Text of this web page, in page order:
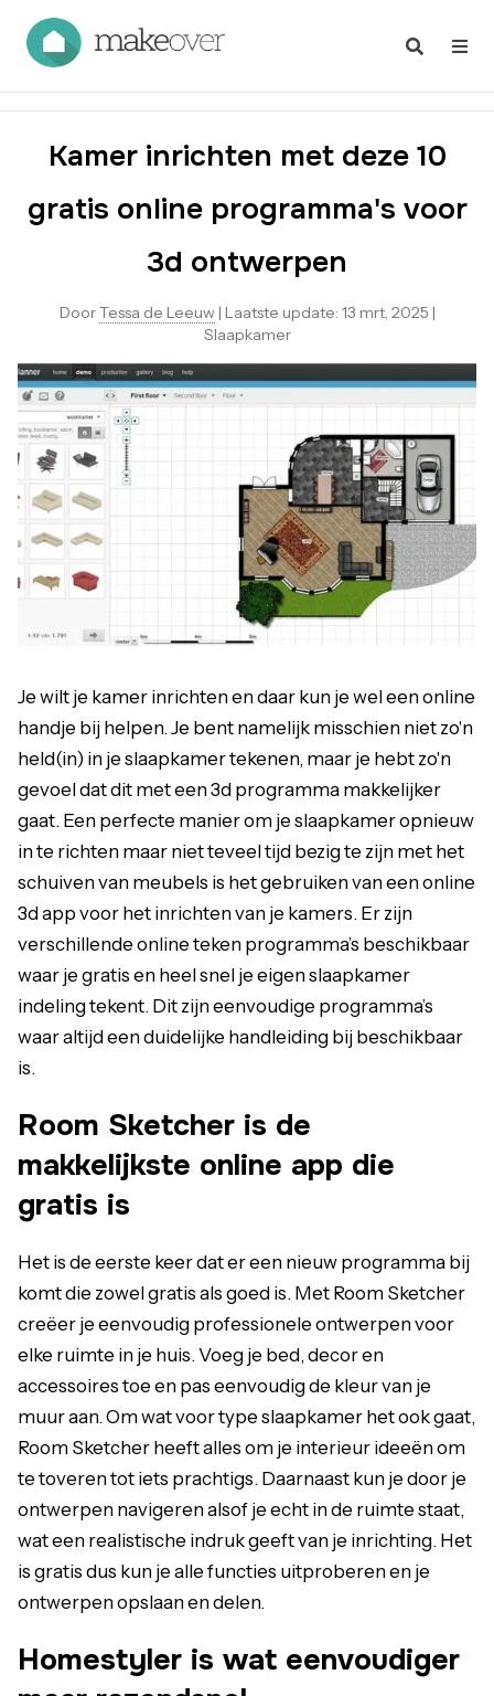
Kamer inrichten met deze 10
gratis online programma's voor
3d ontwerpen
DoorTessa de Leeuw | Laatste update: 13 mrt, 2025 |
Slaapkamer
Je wilt je kamer inrichten en daar kun je wel een online
handje bij helpen. Je bent namelijk misschien niet zo'n
held(in) in je slaapkamer tekenen, maar je hebt zo'n
gevoel dat dit met een 3d programma makkelijker
gaat. Een perfecte manier om je slaapkamer opnieuw
in te richten maar niet teveel tijd bezig te zijn met het
schuiven van meubels is het gebruiken van een online
3d app voor het inrichten van je kamers. Er zijn
verschillende online teken programma’s beschikbaar
waar je gratis en heel snel je eigen slaapkamer
indeling tekent. Dit zijn eenvoudige programma’s
waar altijd een duidelijke handleiding bij beschikbaar
is.
Room Sketcher is de
makkelijkste online app die
gratis is
Het is de eerste keer dat er een nieuw programma bij
komt die zowel gratis als goed is. Met Room Sketcher
creëer je eenvoudig professionele ontwerpen voor
elke ruimte in je huis. Voeg je bed, decor en
accessoires toe en pas eenvoudig de kleur van je
muur aan. Om wat voor type slaapkamer het ook gaat,
Room Sketcher heeft alles om je interieur ideeën om
te toveren tot iets prachtigs. Daarnaast kun je door je
ontwerpen navigeren alsof je echt in de ruimte staat,
wat een realistische indruk geeft van je inrichting. Het
is gratis dus kun je alle functies uitproberen en je
ontwerpen opslaan en delen.
Homestyler is wat eenvoudiger